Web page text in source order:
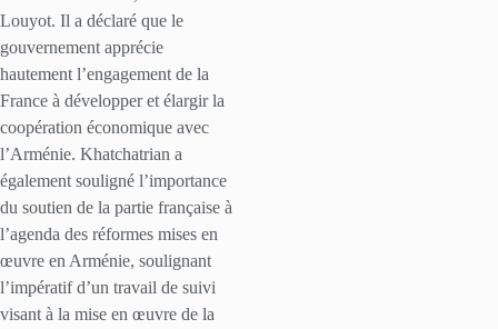
Louyot. Il a déclaré que le
gouvernement apprécie
hautement l’engagement de la
France à développer et élargir la
coopération économique avec
l’Arménie. Khatchatrian a
également souligné l’importance
du soutien de la partie française à
l’agenda des réformes mises en
œuvre en Arménie, soulignant
l’impératif d’un travail de suivi
visant à la mise en œuvre de la